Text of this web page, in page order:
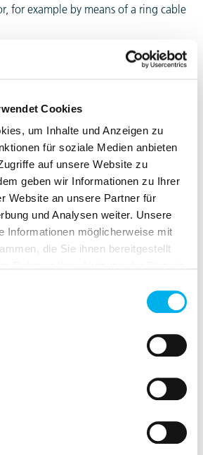
Cookies
um Inhalte und Anzeigen zu
für soziale Medien anbieten
auf unsere Website zu
geben wir Informationen zu Ihrer
Website an unsere Partner für
und Analysen weiter. Unsere
Informationen möglicherweise mit
die Sie ihnen bereitgestellt
for example by means of a ring cable
not available. Please try again